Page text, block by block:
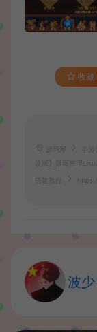
收藏
手游
改版】最新整理
搭建教程
波少